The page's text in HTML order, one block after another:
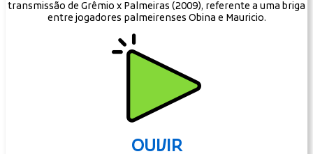
transmissão de Grêmio x Palmeiras (2009), referente a uma briga
entre jogadores palmeirenses Obina e Mauricio.
OUVIR